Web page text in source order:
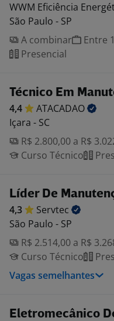
WWM Eficiência
São Paulo - SP
A combinar
Entre
Presencial
Técnico Em
4,4
ATACADAO
Içara - SC
R$ 2.800,00 a R$
Curso Técnico
Líder De
4,3
Servtec
São Paulo - SP
R$ 2.514,00 a R$
Curso Técnico
Vagas semelhantes
Eletromecânico